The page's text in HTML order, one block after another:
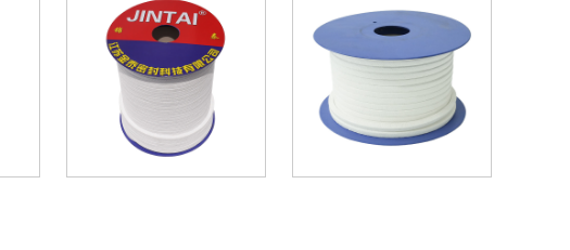
ในอุตสาหกรรมเคมีปิโตรเคมีเภสัชกรรมและ
การบรรจุต่อม PTFE บริสุทธิ์สีขาวไม่มีสารเติมแต่ง
ราไฟท์ ช่วยให้มั่นใจในความปลอดภัยในสภาพ
ในขณะเดียวกันก็ลดการสึกหรอของอุปกรณ์และยืด